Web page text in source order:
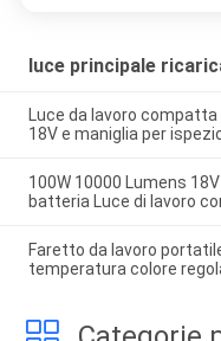
luce principale
Luce da lavoro
18V e maniglia per
100W 10000 Lumens
batteria Luce di lavoro
Faretto da lavoro
temperatura colore